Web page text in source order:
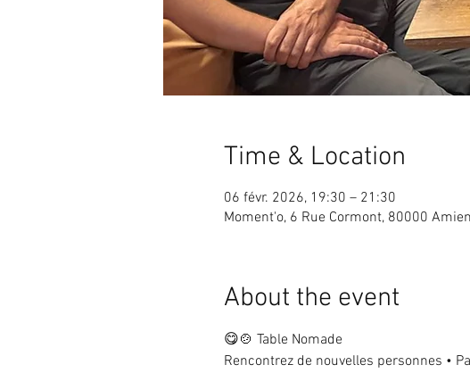
Time & Location
06 févr. 2026, 19:30 – 21:30
Moment'o, 6 Rue Cormont, 80000
About the event
😋🍲 Table Nomade
Rencontrez de nouvelles personnes •